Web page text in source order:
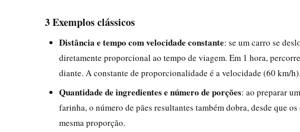
3 Exemplos clássicos
Distância e tempo com velocidade constante: se um carro se
diretamente proporcional ao tempo de viagem. Em 1 hora,
diante. A constante de proporcionalidade é a velocidade (60 km/h).
Quantidade de ingredientes e número de porções: ao preparar
farinha, o número de pães resultantes também dobra, desde que
mesma proporção.